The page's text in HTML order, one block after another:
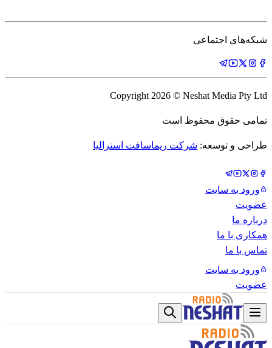
شبکه‌های اجتماعی
Copyright 2026 © Neshat Media Pty Ltd
تمامی حقوق محفوظ است
طراحی و توسعه: شرکت ریماسافت استرالیا
ورود به سایت
عضویت
درباره ما
همکاری با ما
تماس با ما
ورود به سایت
عضویت